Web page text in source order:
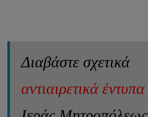
Διαβάστε σχετικά
αντιαιρετικά έντυπα